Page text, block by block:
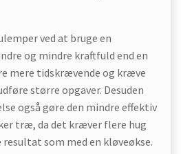
ved at bruge en
og mindre kraftfuld end en
mere tidskrævende og kræve
større opgaver. Desuden
også gøre den mindre effektiv
træ, da det kræver flere hug
som med en kløveøkse.